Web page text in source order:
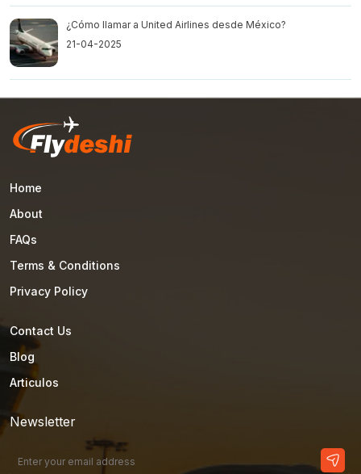
¿Cómo llamar a United Airlines desde México?
21-04-2025
Home
About
FAQs
Terms & Conditions
Privacy Policy
Contact Us
Blog
Articulos
Newsletter